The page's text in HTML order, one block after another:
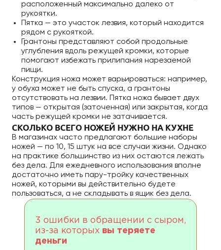
расположенный максимально далеко от
рукоятки.
Пятка — это участок лезвия, который находится
рядом с рукояткой.
Грантоны представляют собой продольные
углубления вдоль режущей кромки, которые
помогают избежать прилипания нарезаемой
пищи.
Конструкция ножа может варьироваться: например,
у обуха может не быть спуска, а грантоны
отсутствовать на лезвии. Пятка ножа бывает двух
типов — открытая (заточенная) или закрытая, когда
часть режущей кромки не затачивается.
СКОЛЬКО ВСЕГО НОЖЕЙ НУЖНО НА КУХНЕ
В магазинах часто предлагают большие наборы
ножей — по 10, 15 штук на все случаи жизни. Однако
на практике большинство из них остаются лежать
без дела. Для ежедневного использования вполне
достаточно иметь пару-тройку качественных
ножей, которыми вы действительно будете
пользоваться, а не складывать в ящик без дела.
3 ошибки в обращении с сыром,
из-за которых вы теряете
деньги